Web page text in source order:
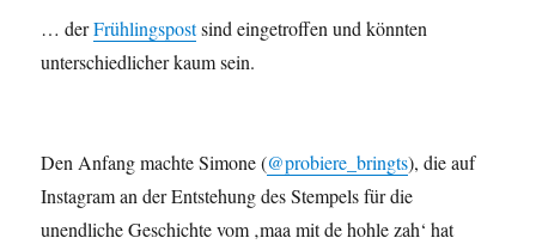
… derFrühlingspostsind eingetroffen und könnten
unterschiedlicher kaum sein.
Den Anfang machte Simone (@probiere_bringts), die auf
Instagram an der Entstehung des Stempels für die
unendliche Geschichte vom ‚maa mit de hohle zah‘ hat